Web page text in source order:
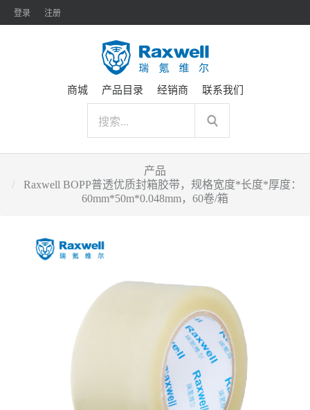
登录 注册
商城 产品目录 经销商 联系我们
产品
Raxwell BOPP普透优质封箱胶带，规格宽度*长度*厚度：
60mm*50m*0.048mm，60卷/箱